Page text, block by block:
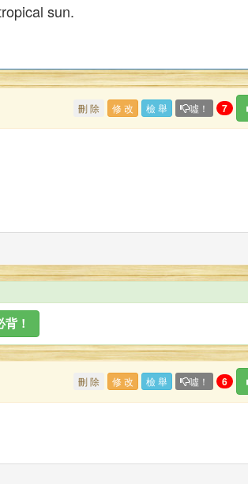
sun.
刪 除 修 改 檢 舉 噓！ 7
！
刪 除 修 改 檢 舉 噓！ 6